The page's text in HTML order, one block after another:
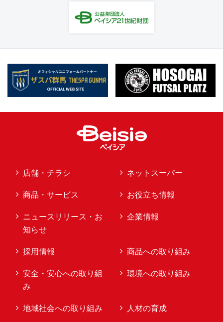
店舗・チラシ ネットスーパー
商品・サービス お役立ち情報
ニュースリリース・お
知らせ
企業情報
採用情報 商品への取り組み
安全・安心への取り組
み
環境への取り組み
地域社会への取り組み 人材の育成